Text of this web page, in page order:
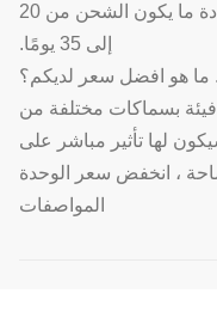
وقت الإنتاج في غضون 15 يومًا ، وعادة ما يكون الشحن من 20
إلى 35 يومًا.
بسماكات مختلفة من
لها تأثير مباشر على
، انخفض سعر الوحدة
المواصفات